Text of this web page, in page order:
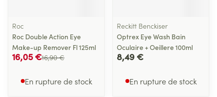
Roc
Roc Double Action Eye
Make-up Remover Fl 125ml
16,90 €
16,05 €
En rupture de stock
Reckitt Benckiser
Optrex Eye Wash Bain
Oculaire + Oeillere 100ml
8,49 €
En rupture de stock